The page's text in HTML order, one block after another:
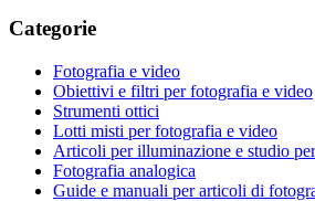
Categorie
Fotografia e video
Obiettivi e filtri per fotografia e video
Strumenti ottici
Lotti misti per fotografia e video
Articoli per illuminazione e studio
Fotografia analogica
Guide e manuali per articoli di